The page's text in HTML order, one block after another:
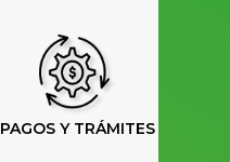
PAGOS Y TRÁMITES